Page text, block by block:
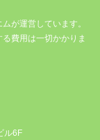
が運営しています。
費用は一切かかりま
ル6F